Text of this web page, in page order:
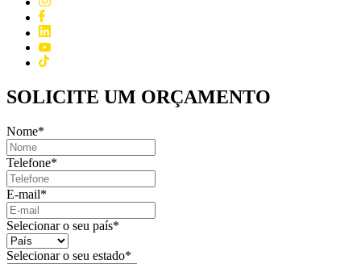
SOLICITE UM ORÇAMENTO
Nome*
Telefone*
E-mail*
Selecionar o seu país*
Selecionar o seu estado*